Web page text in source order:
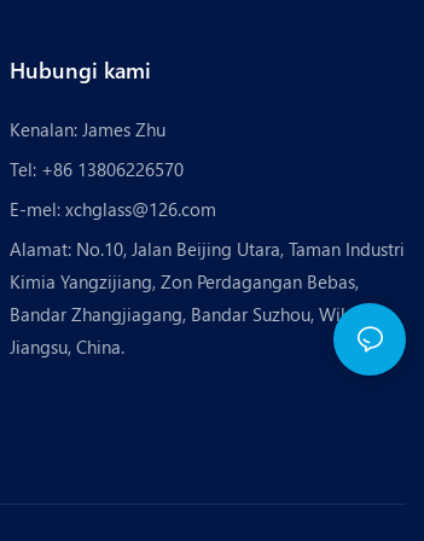
Hubungi kami
Kenalan: James Zhu
Tel: +86 13806226570
E-mel: xchglass@126.com
Alamat: No.10, Jalan Beijing Utara, Taman Industri
Kimia Yangzijiang, Zon Perdagangan Bebas,
Bandar Zhangjiagang, Bandar Suzhou, Wilayah
Jiangsu, China.